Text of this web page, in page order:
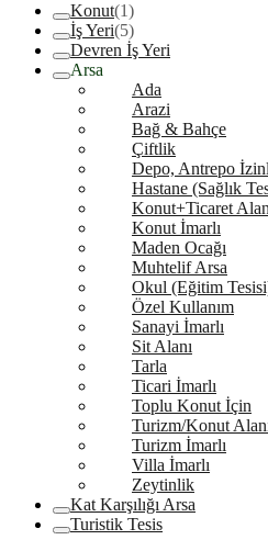
Konut(1)
İş Yeri(5)
Devren İş Yeri
Arsa
Ada
Arazi
Bağ & Bahçe
Çiftlik
Depo, Antrepo
Hastane (Sağlık
Konut+Ticaret
Konut İmarlı
Maden Ocağı
Muhtelif Arsa
Okul (Eğitim
Özel Kullanım
Sanayi İmarlı
Sit Alanı
Tarla
Ticari İmarlı
Toplu Konut İçin
Turizm/Konut
Turizm İmarlı
Villa İmarlı
Zeytinlik
Kat Karşılığı Arsa
Turistik Tesis